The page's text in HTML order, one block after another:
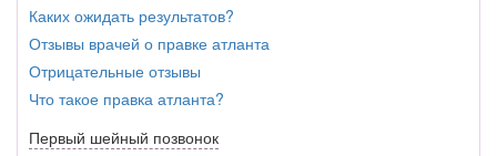
Каких ожидать результатов?
Отзывы врачей о правке атланта
Отрицательные отзывы
Что такое правка атланта?
Первый шейный позвонок